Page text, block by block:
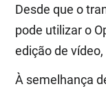
Desde que o
pode utilizar o
edição de
À semelhança